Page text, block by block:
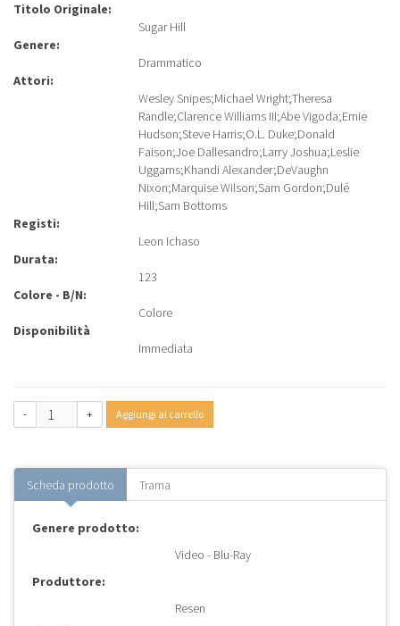
Titolo Originale:
Sugar Hill
Genere:
Drammatico
Attori:
Wesley Snipes;Michael Wright;Theresa
Randle;Clarence Williams III;Abe Vigoda;Ernie
Hudson;Steve Harris;O.L. Duke;Donald
Faison;Joe Dallesandro;Larry Joshua;Leslie
Uggams;Khandi Alexander;DeVaughn
Nixon;Marquise Wilson;Sam Gordon;Dulé
Hill;Sam Bottoms
Registi:
Leon Ichaso
Durata:
123
Colore - B/N:
Colore
Disponibilità
Immediata
- + Aggiungi al carrello
Scheda prodotto Trama
Genere prodotto:
Video - Blu-Ray
Produttore:
Resen